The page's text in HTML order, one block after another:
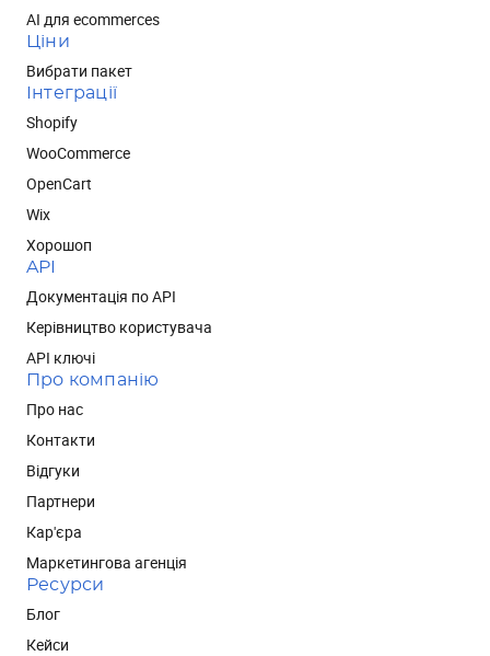
AI для ecommerces
Ціни
Вибрати пакет
Інтеграції
Shopify
WooCommerce
OpenCart
Wix
Хорошоп
API
Документація по API
Керівництво користувача
API ключі
Про компанію
Про нас
Контакти
Відгуки
Партнери
Кар'єра
Маркетингова агенція
Ресурси
Блог
Кейси